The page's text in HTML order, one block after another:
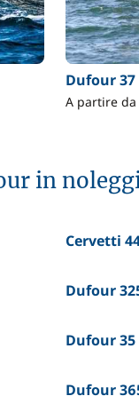
Dufour 37
A partire da
in
Cervetti
Dufour
Dufour 35
Dufour